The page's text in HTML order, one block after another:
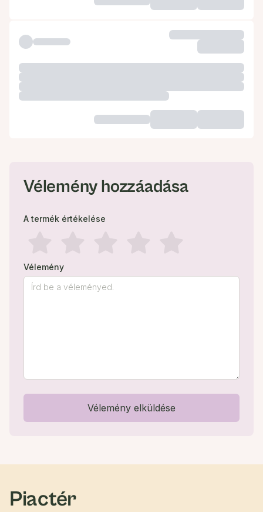
Vélemény hozzáadása
A termék értékelése
Vélemény
Vélemény elküldése
Piactér